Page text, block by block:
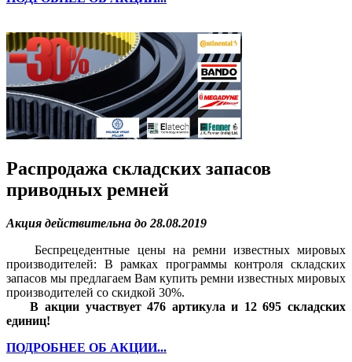
Распродажа складских запасов
приводных ремней
Акция действительна до 28.08.2019
Беспрецедентные цены на ремни известных мировых
производителей: В рамках программы контроля складских
запасов мы предлагаем Вам купить ремни известных мировых
производителей со скидкой 30%.
В акции участвует 476 артикула и 12 695 складских
единиц!
ПОДРОБНЕЕ ОБ АКЦИИ...